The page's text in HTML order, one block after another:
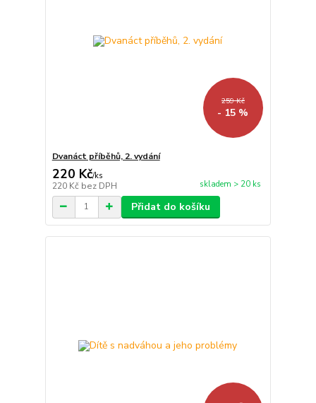
259 Kč
- 15 %
Dvanáct příběhů, 2. vydání
220 Kč/ks
220 Kč bez DPH skladem > 20 ks
Přidat do košíku